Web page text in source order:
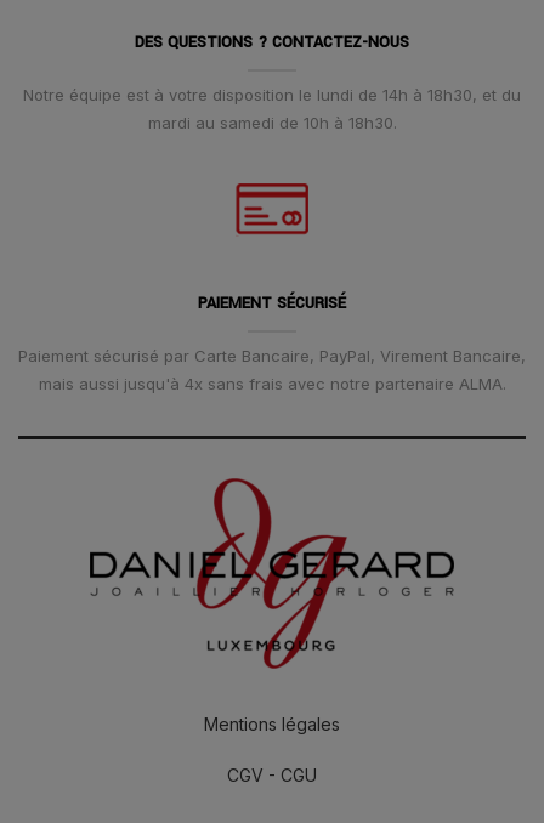
DES QUESTIONS ? CONTACTEZ-NOUS
Notre équipe est à votre disposition le lundi de 14h à 18h30, et du
mardi au samedi de 10h à 18h30.
PAIEMENT SÉCURISÉ
Paiement sécurisé par Carte Bancaire, PayPal, Virement Bancaire,
mais aussi jusqu'à 4x sans frais avec notre partenaire ALMA.
Mentions légales
CGV - CGU